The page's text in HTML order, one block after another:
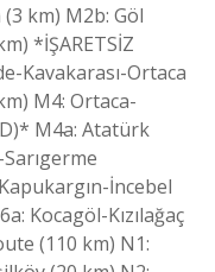
km) M2b: Göl
*İŞARETSİZ
Kavakarası-Ortaca
M4: Ortaca-
M4a: Atatürk
İncebel
Kocagöl-Kızılağaç
(110 km) N1: